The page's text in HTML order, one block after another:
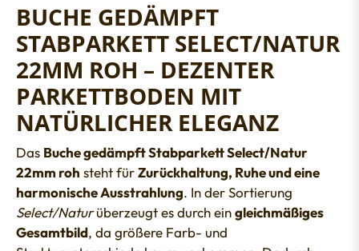
BUCHE GEDÄMPFT
STABPARKETT SELECT/NATUR
22MM ROH – DEZENTER
PARKETTBODEN MIT
NATÜRLICHER ELEGANZ
Das Buche gedämpft Stabparkett Select/Natur
22mm roh steht fürZurückhaltung, Ruhe und eine
harmonische Ausstrahlung. In der Sortierung
Select/Naturüberzeugt es durch eingleichmäßiges
Gesamtbild, da größere Farb- und